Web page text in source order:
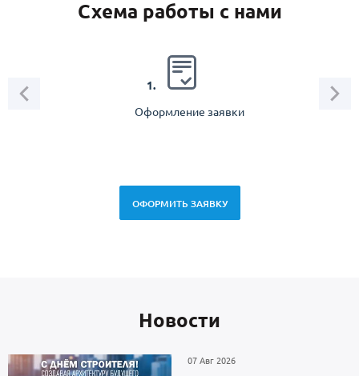
Схема работы с нами
1.
Оформление заявки
ОФОРМИТЬ ЗАЯВКУ
Новоcти
07 Авг 2026